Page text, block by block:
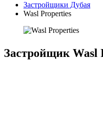
Застройщики Дубая
Wasl Properties
Застройщик Wasl